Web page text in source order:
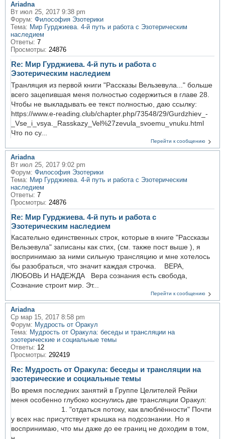
Ariadna
Вт июл 25, 2017 9:38 pm
Форум: Философия Эзотерики
Тема: Мир Гурджиева. 4-й путь и работа с Эзотерическим
наследием
Ответы: 7
Просмотры: 24876
Re: Мир Гурджиева. 4-й путь и работа с
Эзотерическим наследием
Транляция из первой книги "Рассказы Вельзевула..." больше
всего зацепившая меня полностью содержиться в главе 28.
Чтобы не выкладывать ее текст полностью, даю ссылку:
https://www.e-reading.club/chapter.php/73548/29/Gurdzhiev_-
_Vse_i_vsya._Rasskazy_Vel%27zevula_svoemu_vnuku.html
Что по су...
Перейти к сообщению
Ariadna
Вт июл 25, 2017 9:02 pm
Форум: Философия Эзотерики
Тема: Мир Гурджиева. 4-й путь и работа с Эзотерическим
наследием
Ответы: 7
Просмотры: 24876
Re: Мир Гурджиева. 4-й путь и работа с
Эзотерическим наследием
Касательно единственных строк, которые в книге "Рассказы
Вельзевула" записаны как стих, (см. также пост выше ), я
воспринимаю за ними сильную трансляцию и мне хотелось
бы разобраться, что значит каждая строчка. ВЕРА,
ЛЮБОВЬ И НАДЕЖДА Вера сознания есть свобода,
Сознание строит мир. Эт...
Перейти к сообщению
Ariadna
Ср мар 15, 2017 8:58 pm
Форум: Мудрость от Оракул
Тема: Мудрость от Оракула: беседы и трансляции на
эзотерические и социальные темы
Ответы: 12
Просмотры: 292419
Re: Мудрость от Оракула: беседы и трансляции на
эзотерические и социальные темы
Во время последних занятий в Группе Целителей Рейки
меня особенно глубоко коснулись две трансляции Оракул:
1. "отдаться потоку, как влюблённости" Почти
у всех нас присутствует крышка на подсознании. Но я
воспринимаю, что мы даже до ее границ не доходим в том,